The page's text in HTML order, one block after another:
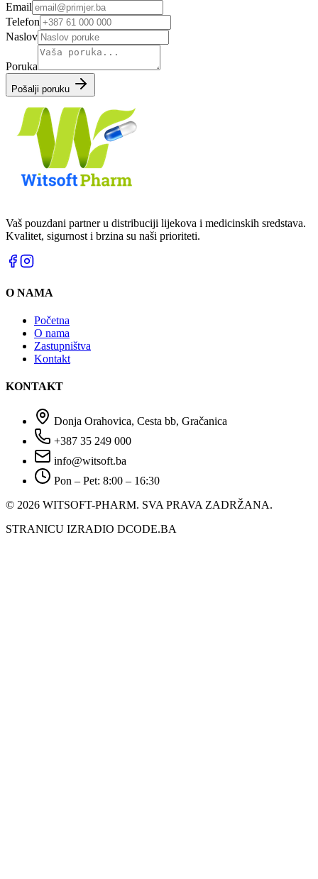
Email
Telefon
Naslov
Poruka
Pošalji poruku
Vaš pouzdani partner u distribuciji lijekova i medicinskih sredstava.
Kvalitet, sigurnost i brzina su naši prioriteti.
O NAMA
Početna
O nama
Zastupništva
Kontakt
KONTAKT
Donja Orahovica, Cesta bb, Gračanica
+387 35 249 000
info@witsoft.ba
Pon – Pet: 8:00 – 16:30
© 2026 WITSOFT-PHARM. SVA PRAVA ZADRŽANA.
STRANICU IZRADIO DCODE.BA